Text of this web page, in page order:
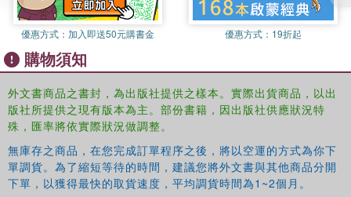
優惠方式： 加入即送50元購書金 優惠方式： 19折起
購物須知
外文書商品之書封，為出版社提供之樣本。實際出貨商品，以出
版社所提供之現有版本為主。部份書籍，因出版社供應狀況特
殊，匯率將依實際狀況做調整。
無庫存之商品，在您完成訂單程序之後，將以空運的方式為你下
單調貨。為了縮短等待的時間，建議您將外文書與其他商品分開
下單，以獲得最快的取貨速度，平均調貨時間為1~2個月。